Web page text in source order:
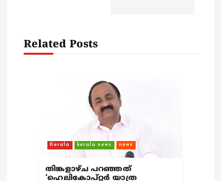
Related Posts
Kerala kerala news news
തിങ്കളാഴ്ച പറഞ്ഞത്
‘ഹെലികോപ്റ്റർ യാത്ര